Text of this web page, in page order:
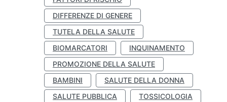
DIFFERENZE DI GENERE
TUTELA DELLA SALUTE
BIOMARCATORI
INQUINAMENTO
PROMOZIONE DELLA SALUTE
BAMBINI
SALUTE DELLA DONNA
SALUTE PUBBLICA
TOSSICOLOGIA